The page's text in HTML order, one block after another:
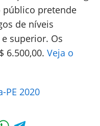
público pretende
de níveis
superior. Os
6.500,00. Veja o
PE 2020